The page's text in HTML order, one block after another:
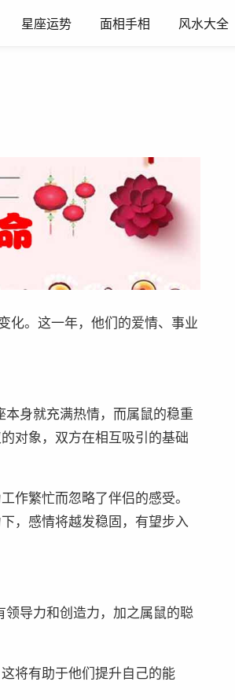
星座运势 面相手相 风水大全
化。这一年，他们的爱情、事业
身就充满热情，而属鼠的稳重
对象，双方在相互吸引的基础
作繁忙而忽略了伴侣的感受。
，感情将越发稳固，有望步入
导力和创造力，加之属鼠的聪
将有助于他们提升自己的能